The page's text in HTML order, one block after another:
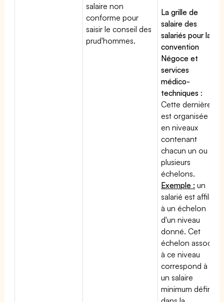
salaire non
conforme pour
saisir le conseil des
prud'hommes.
La grille de
salaire des
salariés pour la
convention
Négoce et
services
médico-
techniques :
Cette dernière
est organisée
en niveaux
contenant
chacun un ou
plusieurs
échelons.
Exemple : un
salarié est affilié
à un échelon
d'un niveau
donné. Cet
échelon associé
à ce niveau
correspond à
un salaire
minimum défini